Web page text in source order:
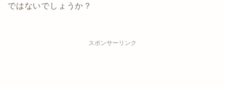
ではないでしょうか？
スポンサーリンク